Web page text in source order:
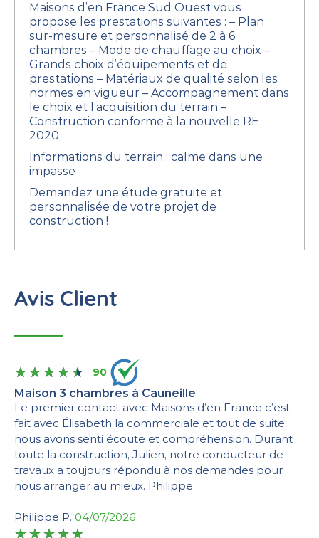
Maisons d’en France Sud Ouest vous
propose les prestations suivantes : – Plan
sur-mesure et personnalisé de 2 à 6
chambres – Mode de chauffage au choix –
Grands choix d’équipements et de
prestations – Matériaux de qualité selon les
normes en vigueur – Accompagnement dans
le choix et l’acquisition du terrain –
Construction conforme à la nouvelle RE
2020
Informations du terrain : calme dans une
impasse
Demandez une étude gratuite et
personnalisée de votre projet de
construction !
Avis Client
90
Maison 3 chambres à Cauneille
Le premier contact avec Maisons d’en France c’est
fait avec Élisabeth la commerciale et tout de suite
nous avons senti écoute et compréhension. Durant
toute la construction, Julien, notre conducteur de
travaux a toujours répondu à nos demandes pour
nous arranger au mieux. Philippe
Philippe P. 04/07/2026